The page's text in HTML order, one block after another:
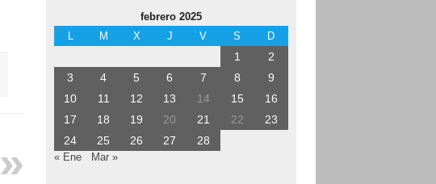
febrero 2025
L
M X J V S D
1
2
3
4 5 6 7 8
9
10
11 12 13 14 15
16
17
18 19 20 21 22
23
24
25 26 27 28
« Ene Mar »